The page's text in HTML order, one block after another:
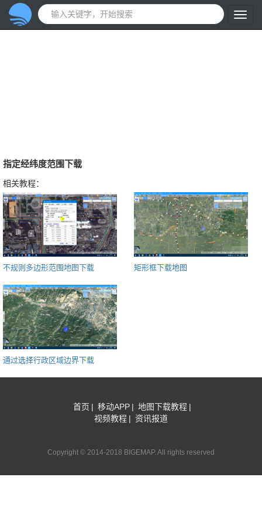
指定经纬度范围下载
相关教程：
不规则多边形范围地图下载 矩形框下载地图
通过选择行政区域边界下载
首页 | 移动APP | 地图下载教程 |
视频教程 | 资讯报道
Copyright © 2014-2018 BIGEMAP. All rights reserved